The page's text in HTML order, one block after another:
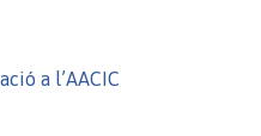
a l’AACIC